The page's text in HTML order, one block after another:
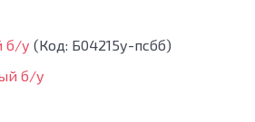
б/у (Код: Б04215у-псбб)